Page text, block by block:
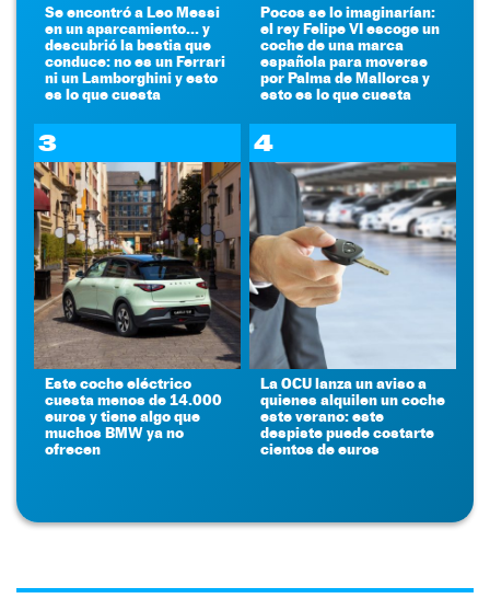
Se encontró a Leo Messi
en un aparcamiento... y
descubrió la bestia que
conduce: no es un Ferrari
ni un Lamborghini y esto
es lo que cuesta
Pocos se lo imaginarían:
el rey Felipe VI escoge un
coche de una marca
española para moverse
por Palma de Mallorca y
esto es lo que cuesta
3
Este coche eléctrico
cuesta menos de 14.000
euros y tiene algo que
muchos BMW ya no
ofrecen
4
La OCU lanza un aviso a
quienes alquilen un coche
este verano: este
despiste puede costarte
cientos de euros